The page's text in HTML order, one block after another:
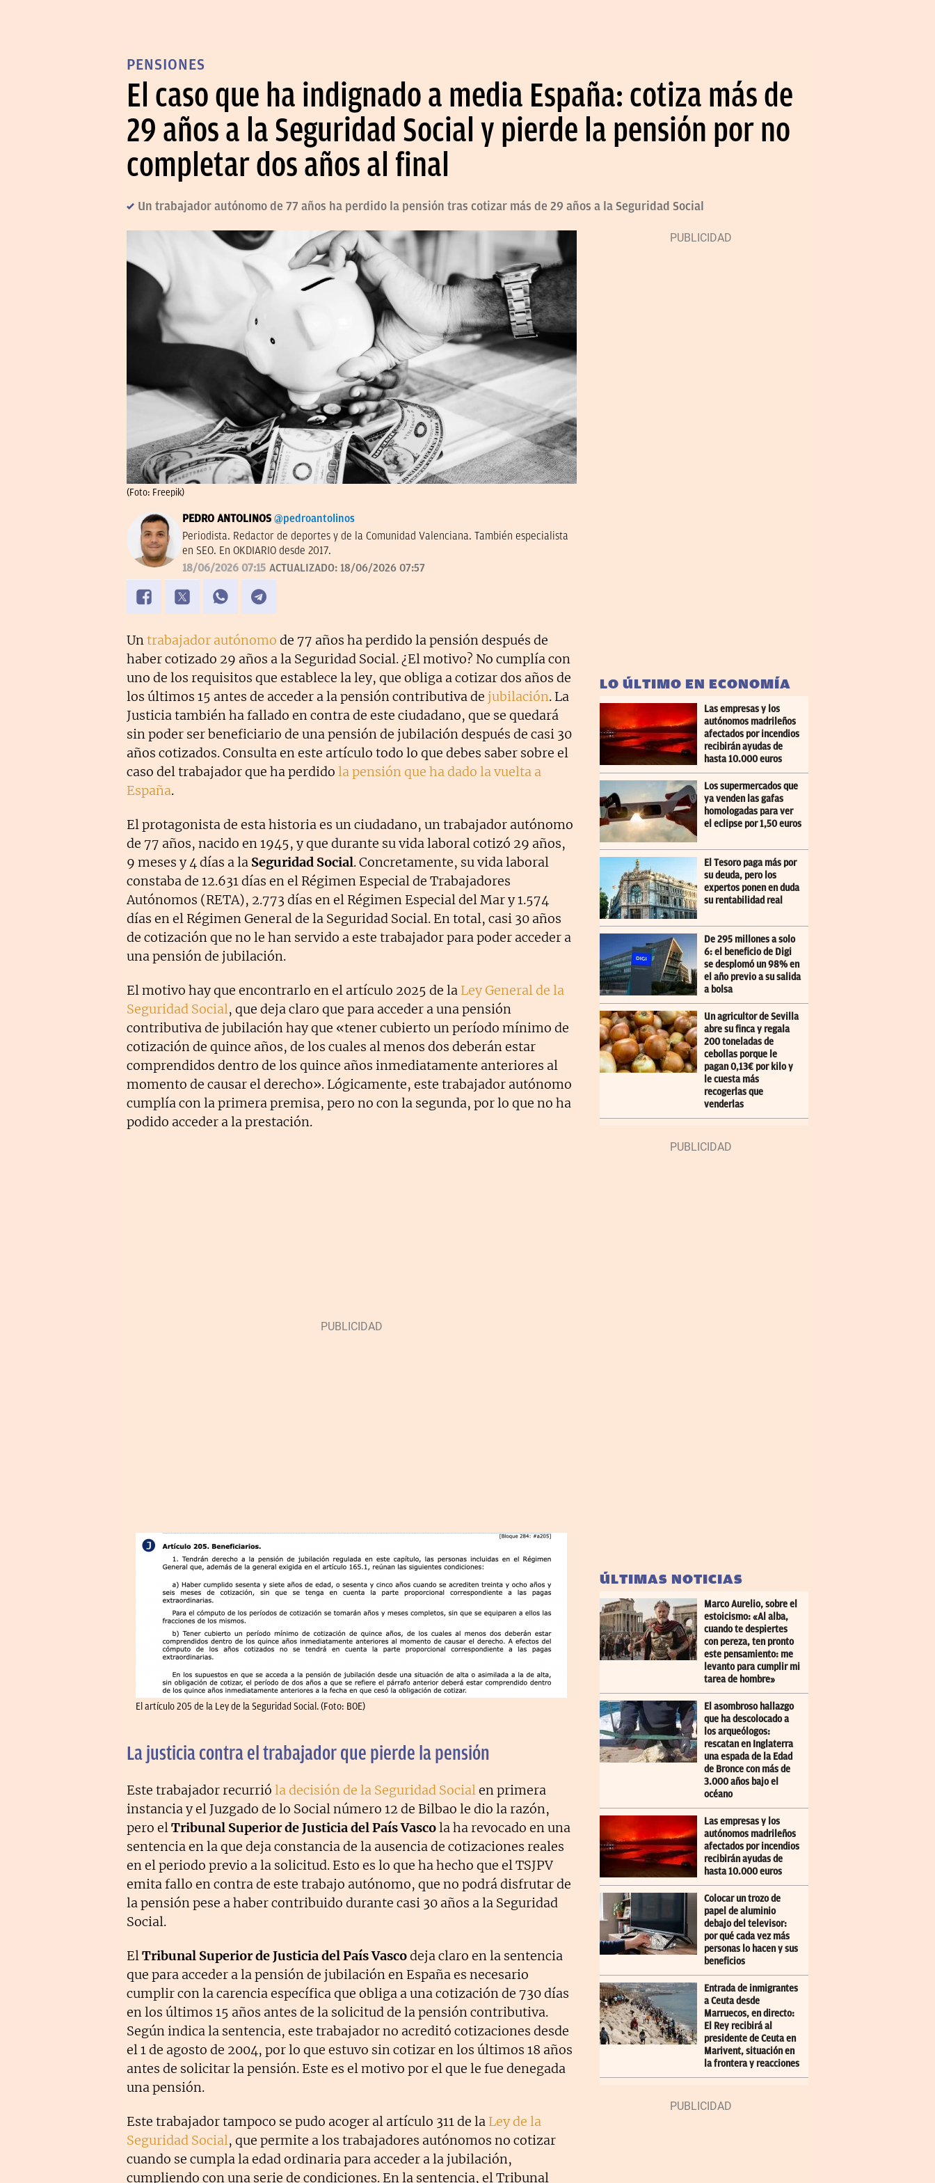
PENSIONES
El caso que ha indignado a media España: cotiza más de
29 años a la Seguridad Social y pierde la pensión por no
completar dos años al final
Un trabajador autónomo de 77 años ha perdido la pensión tras cotizar más de 29 años a la Seguridad Social
(Foto: Freepik)
PEDRO ANTOLINOS @pedroantolinos
Periodista. Redactor de deportes y de la Comunidad Valenciana. También especialista
en SEO. En OKDIARIO desde 2017.
18/06/2026 07:15 ACTUALIZADO: 18/06/2026 07:57
Untrabajador autónomo de 77 años ha perdido la pensión después de
haber cotizado 29 años a la Seguridad Social. ¿El motivo? No cumplía con
uno de los requisitos que establece la ley, que obliga a cotizar dos años de
los últimos 15 antes de acceder a la pensión contributiva de jubilación. La
Justicia también ha fallado en contra de este ciudadano, que se quedará
sin poder ser beneficiario de una pensión de jubilación después de casi 30
años cotizados. Consulta en este artículo todo lo que debes saber sobre el
caso del trabajador que ha perdido la pensión que ha dado la vuelta a
España.
El protagonista de esta historia es un ciudadano, un trabajador autónomo
de 77 años, nacido en 1945, y que durante su vida laboral cotizó 29 años,
9 meses y 4 días a la Seguridad Social. Concretamente, su vida laboral
constaba de 12.631 días en el Régimen Especial de Trabajadores
Autónomos (RETA), 2.773 días en el Régimen Especial del Mar y 1.574
días en el Régimen General de la Seguridad Social. En total, casi 30 años
de cotización que no le han servido a este trabajador para poder acceder a
una pensión de jubilación.
El motivo hay que encontrarlo en el artículo 2025 de la Ley General de la
Seguridad Social, que deja claro que para acceder a una pensión
contributiva de jubilación hay que «tener cubierto un período mínimo de
cotización de quince años, de los cuales al menos dos deberán estar
comprendidos dentro de los quince años inmediatamente anteriores al
momento de causar el derecho». Lógicamente, este trabajador autónomo
cumplía con la primera premisa, pero no con la segunda, por lo que no ha
podido acceder a la prestación.
El artículo 205 de la Ley de la Seguridad Social. (Foto: BOE)
La justicia contra el trabajador que pierde la pensión
Este trabajador recurrió la decisión de la Seguridad Socialen primera
instancia y el Juzgado de lo Social número 12 de Bilbao le dio la razón,
pero elTribunal Superior de Justicia del País Vascola ha revocado en una
sentencia en la que deja constancia de la ausencia de cotizaciones reales
en el periodo previo a la solicitud. Esto es lo que ha hecho que el TSJPV
emita fallo en contra de este trabajo autónomo, que no podrá disfrutar de
la pensión pese a haber contribuido durante casi 30 años a la Seguridad
Social.
ElTribunal Superior de Justicia del País Vascodeja claro en la sentencia
que para acceder a la pensión de jubilación en España es necesario
cumplir con la carencia específica que obliga a una cotización de 730 días
en los últimos 15 años antes de la solicitud de la pensión contributiva.
Según indica la sentencia, este trabajador no acreditó cotizaciones desde
el 1 de agosto de 2004, por lo que estuvo sin cotizar en los últimos 18 años
antes de solicitar la pensión. Este es el motivo por el que le fue denegada
una pensión.
Este trabajador tampoco se pudo acoger al artículo 311 de la Ley de la
Seguridad Social, que permite a los trabajadores autónomos no cotizar
cuando se cumpla la edad ordinaria para acceder a la jubilación,
cumpliendo con una serie de condiciones. En la sentencia, el Tribunal
LO ÚLTIMO EN ECONOMÍA
Las empresas y los
autónomos madrileños
afectados por incendios
recibirán ayudas de
hasta 10.000 euros
Los supermercados que
ya venden las gafas
homologadas para ver
el eclipse por 1,50 euros
El Tesoro paga más por
su deuda, pero los
expertos ponen en duda
su rentabilidad real
De 295 millones a solo
6: el beneficio de Digi
se desplomó un 98% en
el año previo a su salida
a bolsa
Un agricultor de Sevilla
abre su finca y regala
200 toneladas de
cebollas porque le
pagan 0,13€ por kilo y
le cuesta más
recogerlas que
venderlas
ÚLTIMAS NOTICIAS
Marco Aurelio, sobre el
estoicismo: «Al alba,
cuando te despiertes
con pereza, ten pronto
este pensamiento: me
levanto para cumplir mi
tarea de hombre»
El asombroso hallazgo
que ha descolocado a
los arqueólogos:
rescatan en Inglaterra
una espada de la Edad
de Bronce con más de
3.000 años bajo el
océano
Las empresas y los
autónomos madrileños
afectados por incendios
recibirán ayudas de
hasta 10.000 euros
Colocar un trozo de
papel de aluminio
debajo del televisor:
por qué cada vez más
personas lo hacen y sus
beneficios
Entrada de inmigrantes
a Ceuta desde
Marruecos, en directo:
El Rey recibirá al
presidente de Ceuta en
Marivent, situación en
la frontera y reacciones